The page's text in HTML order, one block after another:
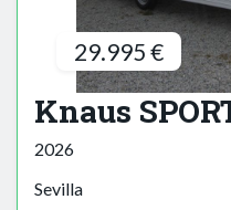
29.995 €
Knaus
2026
Sevilla